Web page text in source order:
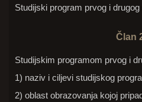
Studijski program prvog i
Član
Studijskim programom prvog i
1) naziv i ciljevi studijskog
2) oblast obrazovanja kojoj